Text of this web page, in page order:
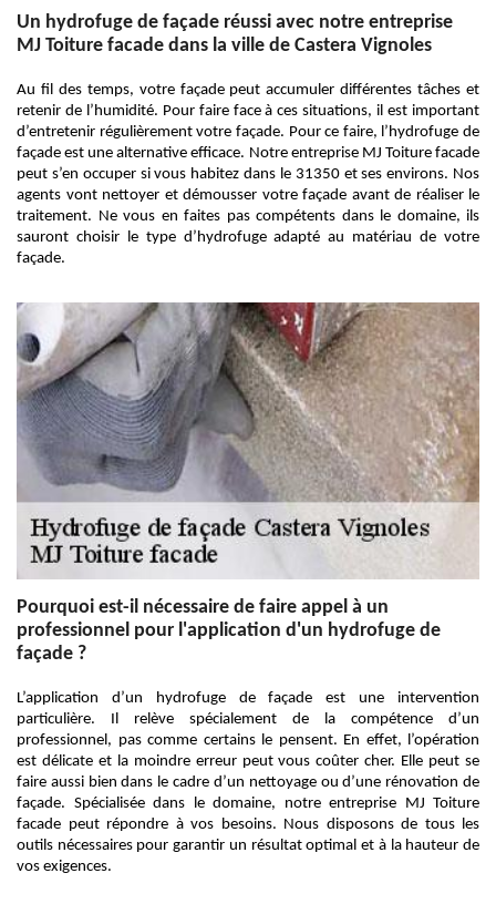
Un hydrofuge de façade réussi avec notre entreprise
MJ Toiture facade dans la ville de Castera Vignoles
Au fil des temps, votre façade peut accumuler différentes tâches et
retenir de l’humidité. Pour faire face à ces situations, il est important
d’entretenir régulièrement votre façade. Pour ce faire, l’hydrofuge de
façade est une alternative efficace. Notre entreprise MJ Toiture facade
peut s’en occuper si vous habitez dans le 31350 et ses environs. Nos
agents vont nettoyer et démousser votre façade avant de réaliser le
traitement. Ne vous en faites pas compétents dans le domaine, ils
sauront choisir le type d’hydrofuge adapté au matériau de votre
façade.
Pourquoi est-il nécessaire de faire appel à un
professionnel pour l'application d'un hydrofuge de
façade ?
L’application d’un hydrofuge de façade est une intervention
particulière. Il relève spécialement de la compétence d’un
professionnel, pas comme certains le pensent. En effet, l’opération
est délicate et la moindre erreur peut vous coûter cher. Elle peut se
faire aussi bien dans le cadre d’un nettoyage ou d’une rénovation de
façade. Spécialisée dans le domaine, notre entreprise MJ Toiture
facade peut répondre à vos besoins. Nous disposons de tous les
outils nécessaires pour garantir un résultat optimal et à la hauteur de
vos exigences.